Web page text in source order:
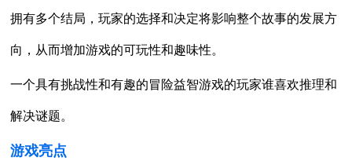
拥有多个结局，玩家的选择和决定将影响整个故事的发展方
向，从而增加游戏的可玩性和趣味性。
一个具有挑战性和有趣的冒险益智游戏的玩家谁喜欢推理和
解决谜题。
游戏亮点